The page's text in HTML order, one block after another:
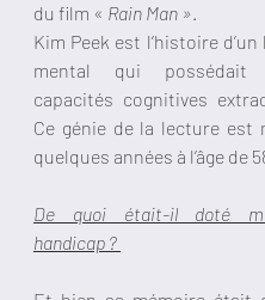
du film « Rain Man ».
Kim Peek est l’histoire
mental qui possédait
capacités cognitives
Ce génie de la lecture est
quelques années à l’âge de
De quoi était-il doté
handicap ?